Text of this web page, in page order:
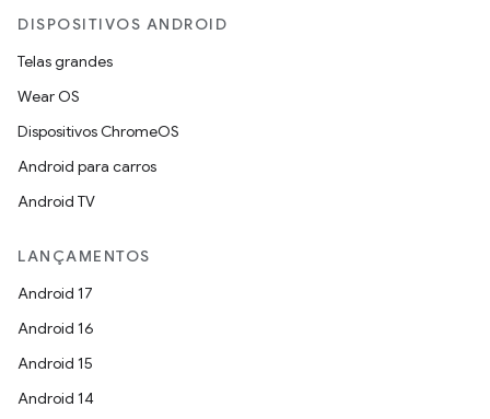
DISPOSITIVOS ANDROID
Telas grandes
Wear OS
Dispositivos ChromeOS
Android para carros
Android TV
LANÇAMENTOS
Android 17
Android 16
Android 15
Android 14